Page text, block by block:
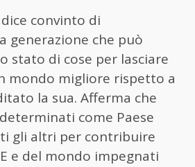
convinto di
generazione che può
stato di cose per lasciare
mondo migliore rispetto a
la sua. Afferma che
come Paese
gli altri per contribuire
e del mondo impegnati